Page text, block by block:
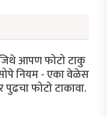
आपण फोटो टाकु
नियम - एका वेळेस
फोटो टाकावा.